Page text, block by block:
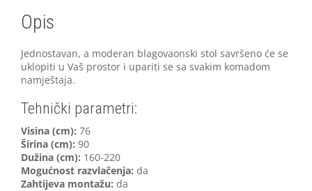
Opis
Jednostavan, a moderan blagovaonski stol savršeno će se
uklopiti u Vaš prostor i upariti se sa svakim komadom
namještaja.
Tehnički parametri:
Visina (cm): 76
Širina (cm): 90
Dužina (cm): 160-220
Mogućnost razvlačenja: da
Zahtijeva montažu: da